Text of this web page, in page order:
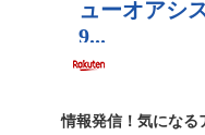
情報発信！気になる